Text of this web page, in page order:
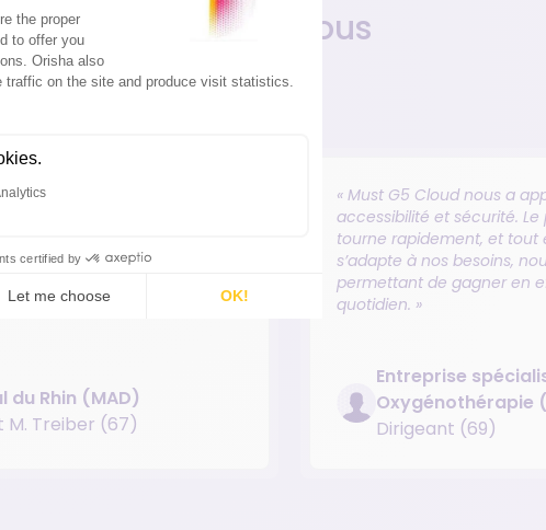
mieux que nous
nous avons enfin trouvé
simplicité,
cherchant à
du Rhin (MAD)
M. Treiber (67)
« Must G5 Cloud nous a
accessibilité et sécurité. Le
tourne rapidement, et tout
s’adapte à nos besoins,
permettant de gagner en
quotidien. »
Entreprise
Oxygénothérapie
Dirigeant (69)